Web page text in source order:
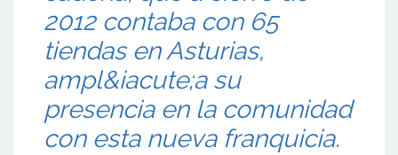
2012 contaba con 65
tiendas en Asturias,
ampl&iacute;a su
presencia en la comunidad
con esta nueva franquicia.